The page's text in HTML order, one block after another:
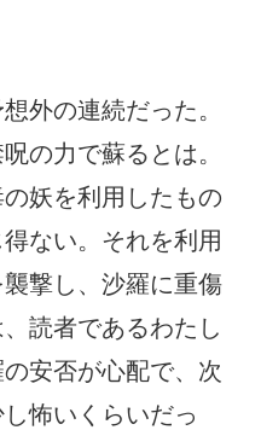
外の連続だった。
の力で蘇るとは。
妖を利用したもの
ない。それを利用
撃し、沙羅に重傷
読者であるわたし
安否が心配で、次
怖いくらいだっ